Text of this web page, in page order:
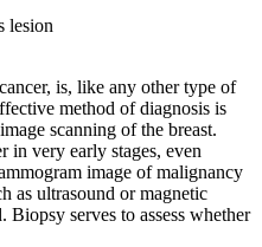
lesion
is, like any other type of
method of diagnosis is
scanning of the breast.
in very early stages, even
image of malignancy
as ultrasound or magnetic
serves to assess whether